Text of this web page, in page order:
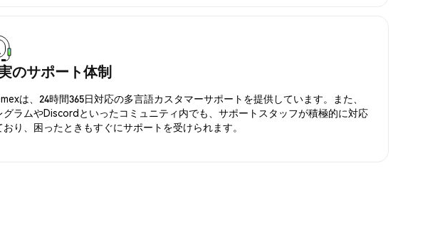
のサポート体制
は、24時間365日対応の多言語カスタマーサポートを提供しています。また、
グラムやDiscordといったコミュニティ内でも、サポートスタッフが積極的に対応
おり、困ったときもすぐにサポートを受けられます。